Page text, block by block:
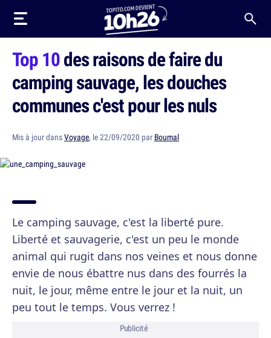
Top 10des raisons de faire du
camping sauvage, les douches
communes c'est pour les nuls
Mis à jour dansVoyage, le 22/09/2020 par Boumal
Le camping sauvage, c'est la liberté pure.
Liberté et sauvagerie, c'est un peu le monde
animal qui rugit dans nos veines et nous donne
envie de nous ébattre nus dans des fourrés la
nuit, le jour, même entre le jour et la nuit, un
peu tout le temps. Vous verrez !
Publicité